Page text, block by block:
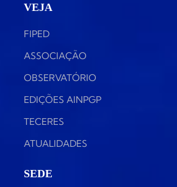
VEJA
FIPED
ASSOCIAÇÃO
OBSERVATÓRIO
EDIÇÕES AINPGP
TECERES
ATUALIDADES
SEDE